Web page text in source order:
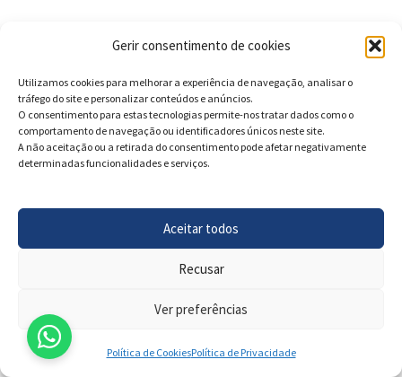
Gerir consentimento de cookies
Utilizamos cookies para melhorar a experiência de navegação, analisar o
tráfego do site e personalizar conteúdos e anúncios.
O consentimento para estas tecnologias permite-nos tratar dados como o
comportamento de navegação ou identificadores únicos neste site.
A não aceitação ou a retirada do consentimento pode afetar negativamente
determinadas funcionalidades e serviços.
Aceitar todos
Recusar
Ver preferências
Política de CookiesPolítica de Privacidade